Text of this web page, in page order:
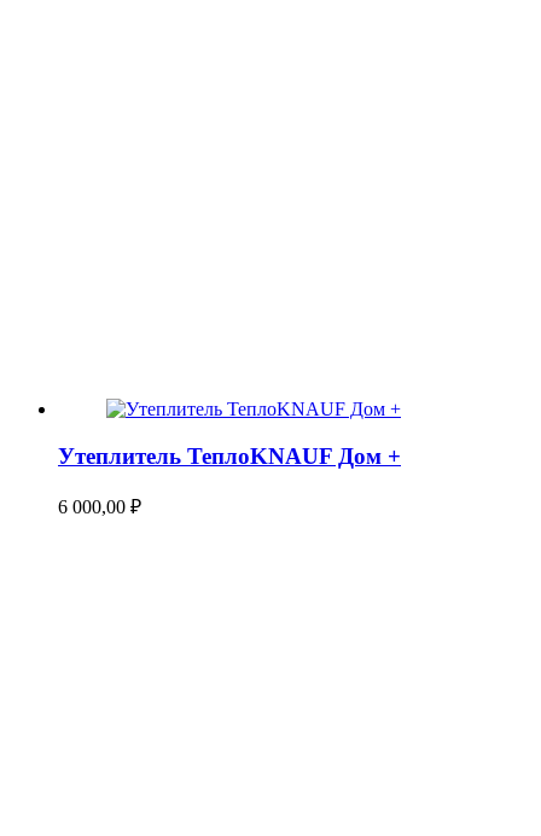
Утеплитель ТеплоKNAUF Дом +
6 000,00 ₽